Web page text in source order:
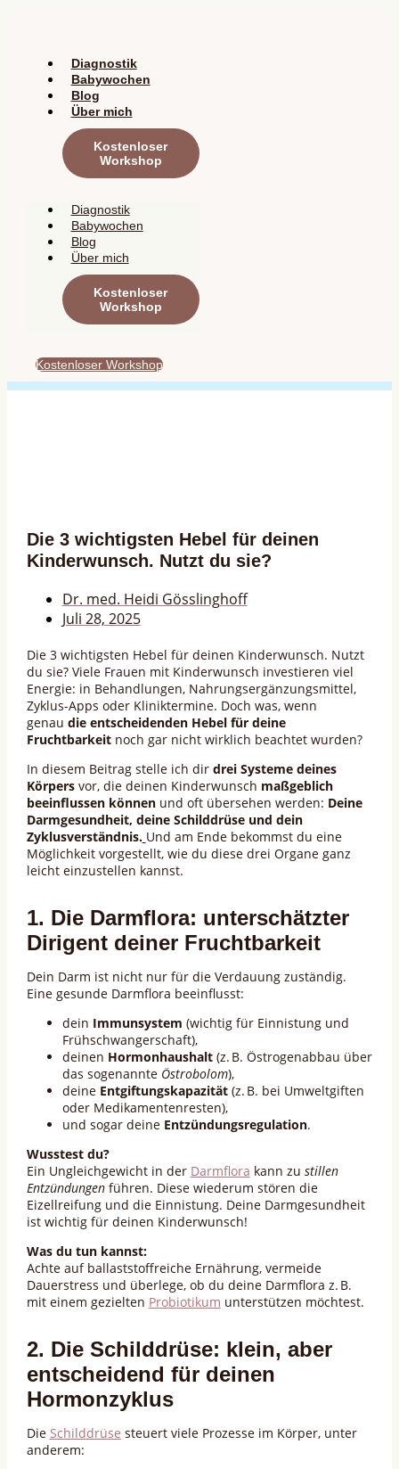
Diagnostik
Babywochen
Blog
Über mich
Kostenloser
Workshop
Diagnostik
Babywochen
Blog
Über mich
Kostenloser
Workshop
Kostenloser Workshop
Die 3 wichtigsten Hebel für deinen
Kinderwunsch. Nutzt du sie?
Dr. med. Heidi Gösslinghoff
Juli 28, 2025
Die 3 wichtigsten Hebel für deinen Kinderwunsch. Nutzt
du sie? Viele Frauen mit Kinderwunsch investieren viel
Energie: in Behandlungen, Nahrungsergänzungsmittel,
Zyklus-Apps oder Kliniktermine. Doch was, wenn
genau die entscheidenden Hebel für deine
Fruchtbarkeitnoch gar nicht wirklich beachtet wurden?
In diesem Beitrag stelle ich dir drei Systeme deines
Körpersvor, die deinen Kinderwunsch maßgeblich
beeinflussen könnenund oft übersehen werden: Deine
Darmgesundheit, deine Schilddrüse und dein
Zyklusverständnis. Und am Ende bekommst du eine
Möglichkeit vorgestellt, wie du diese drei Organe ganz
leicht einzustellen kannst.
1. Die Darmflora: unterschätzter
Dirigent deiner Fruchtbarkeit
Dein Darm ist nicht nur für die Verdauung zuständig.
Eine gesunde Darmflora beeinflusst:
dein Immunsystem (wichtig für Einnistung und
Frühschwangerschaft),
deinen Hormonhaushalt(z. B. Östrogenabbau über
das sogenannte Östrobolom),
deine Entgiftungskapazität(z. B. bei Umweltgiften
oder Medikamentenresten),
und sogar deine Entzündungsregulation.
Wusstest du?
Ein Ungleichgewicht in der Darmflora kann zu stillen
Entzündungenführen. Diese wiederum stören die
Eizellreifung und die Einnistung. Deine Darmgesundheit
ist wichtig für deinen Kinderwunsch!
Was du tun kannst:
Achte auf ballaststoffreiche Ernährung, vermeide
Dauerstress und überlege, ob du deine Darmflora z. B.
mit einem gezielten Probiotikum unterstützen möchtest.
2. Die Schilddrüse: klein, aber
entscheidend für deinen
Hormonzyklus
Die Schilddrüse steuert viele Prozesse im Körper, unter
anderem: